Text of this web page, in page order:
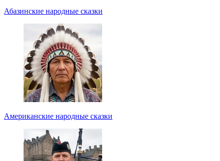
Абазинские народные сказки
Американские народные сказки